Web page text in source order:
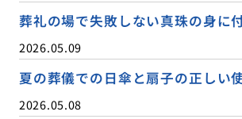
葬礼の場で失敗しない真珠の身に
2026.05.09
夏の葬儀での日傘と扇子の正しい
2026.05.08